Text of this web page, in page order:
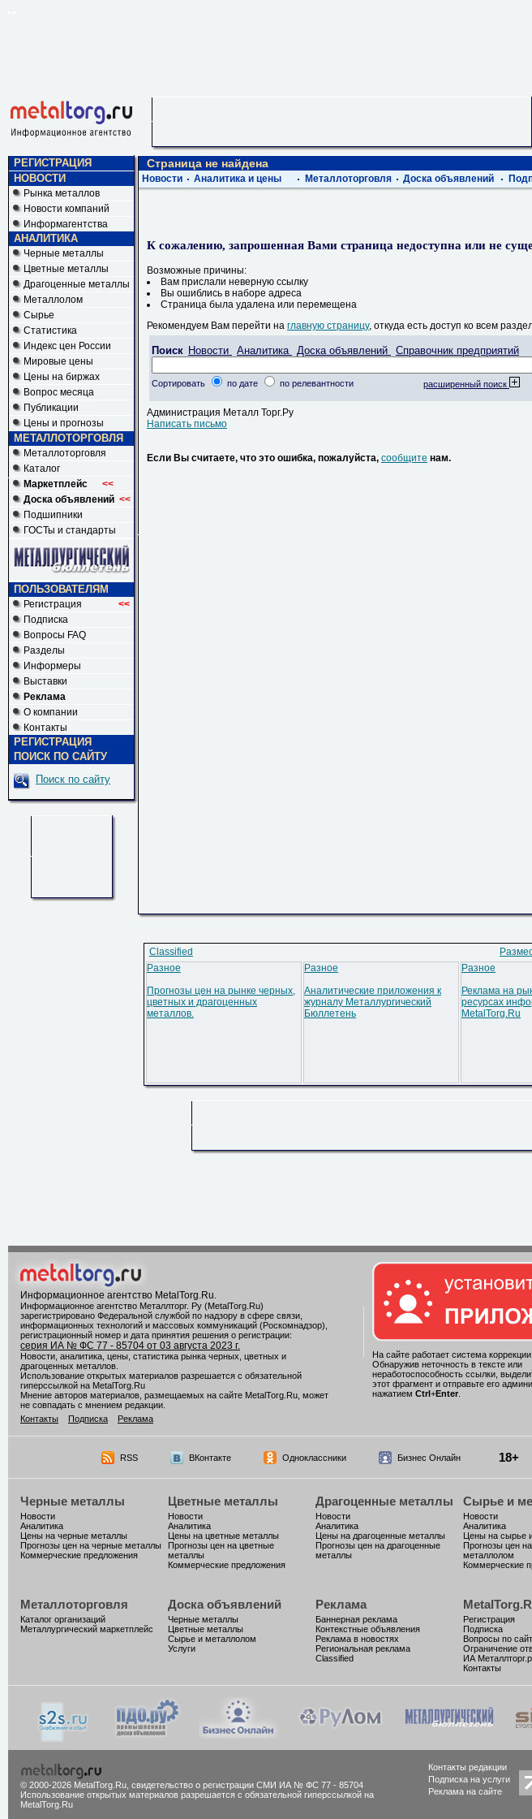
РЕГИСТРАЦИЯ
НОВОСТИ
Рынка металлов
Новости компаний
Информагентства
АНАЛИТИКА
Черные металлы
Цветные металлы
Драгоценные металлы
Металлолом
Сырье
Статистика
Индекс цен России
Мировые цены
Цены на биржах
Вопрос месяца
Публикации
Цены и прогнозы
МЕТАЛЛОТОРГОВЛЯ
Металлоторговля
Каталог
Маркетплейс
<<
Доска объявлений <<
Подшипники
ГОСТы и стандарты
ПОЛЬЗОВАТЕЛЯМ
Регистрация <<
Подписка
Вопросы FAQ
Разделы
Информеры
Выставки
Реклама
О компании
Контакты
РЕГИСТРАЦИЯ
ПОИСК ПО САЙТУ
Поиск по сайту
Страница не найдена
Новости Аналитика и цены Металлоторговля Доска объявлений
К сожалению, запрошенная Вами страница недоступна или не
Возможные причины:
Вам прислали неверную ссылку
Вы ошиблись в наборе адреса
Страница была удалена или перемещена
Рекомендуем Вам перейти на главную страницу, откуда есть доступ ко всем
Поиск Новости Аналитика Доска объявлений Справочник предприятий
Сортировать по дате по релевантности расширенный поиск
Администрация Металл Торг.Ру
Написать письмо
Если Вы считаете, что это ошибка, пожалуйста, сообщите нам.
Classified
Разное
Прогнозы цен на рынке черных,
цветных и драгоценных
металлов.
Разное
Аналитические приложения к
журналу Металлургический
Бюллетень
Разное
Реклама на
ресурсах
MetalTorg.Ru
Информационное агентство MetalTorg.Ru
Информационное агентство Металлторг. Ру (MetalTorg.Ru)
зарегистрировано Федеральной службой по надзору в сфере связи,
информационных технологий и массовых коммуникаций (Роскомнадзор),
регистрационный номер и дата принятия решения о регистрации:
серия ИА № ФС 77 - 85704 от 03 августа 2023 г.
Новости, аналитика, цены, статистика рынка черных, цветных и
драгоценных металлов.
Использование открытых материалов разрешается с обязательной
гиперссылкой на MetalTorg.Ru
Мнение авторов материалов, размещаемых на сайте MetalTorg.Ru, может
не совпадать с мнением редакции.
Контакты
Подписка Реклама
На сайте работает система
Обнаружив неточность в тексте или
неработоспособность ссылки,
этот фрагмент и отправьте его
нажатием Ctrl +Enter.
RSS ВКонтакте Одноклассники Бизнес Онлайн 18+
Черные металлы
Новости
Аналитика
Цены на черные металлы
Прогнозы цен на черные металлы
Коммерческие предложения
Цветные металлы
Новости
Аналитика
Цены на цветные металлы
Прогнозы цен на цветные
металлы
Коммерческие предложения
Драгоценные металлы
Новости
Аналитика
Цены на драгоценные металлы
Прогнозы цен на драгоценные
металлы
Сырье и
Новости
Аналитика
Цены на сырье
Прогнозы цен
металлолом
Коммерческие
Металлоторговля
Каталог организаций
Металлургический маркетплейс
Доска объявлений
Черные металлы
Цветные металлы
Сырье и металлолом
Услуги
Реклама
Баннерная реклама
Контекстные объявления
Реклама в новостях
Региональная реклама
Classified
Регистрация
Подписка
Вопросы по
Ограничение
ИА
Контакты
© 2000-2026 MetalTorg.Ru, cвидетельство о регистрации СМИ ИА № ФС 77 - 85704
Использование открытых материалов разрешается с обязательной гиперссылкой на
MetalTorg.Ru
Контакты редакции
Подписка на услуги
Реклама на сайте